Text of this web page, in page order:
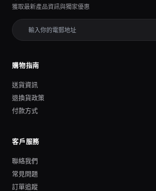
獲取最新產品資訊與獨家優惠
購物指南
送貨資訊
退換貨政策
付款方式
客戶服務
聯絡我們
常見問題
訂單追蹤